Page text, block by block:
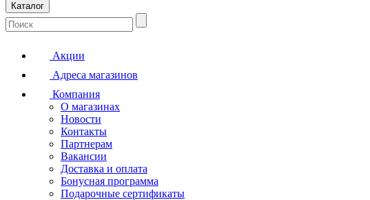
Каталог
Акции
Адреса магазинов
Компания
О магазинах
Новости
Контакты
Партнерам
Вакансии
Доставка и оплата
Бонусная программа
Подарочные сертификаты